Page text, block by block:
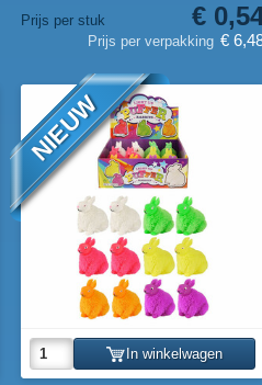
Prijs per stuk €
Prijs per verpakking €
NIEUW
In winkelwagen